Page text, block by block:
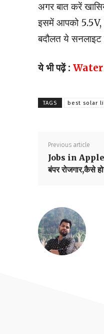
अगर बात करें
इसमें आपको
बदौलत ये सनलाइट
ये भी पढ़ें : Water
TAGS best solar
Previous article
Jobs in Apple :
बंपर रोजगार,कैसे